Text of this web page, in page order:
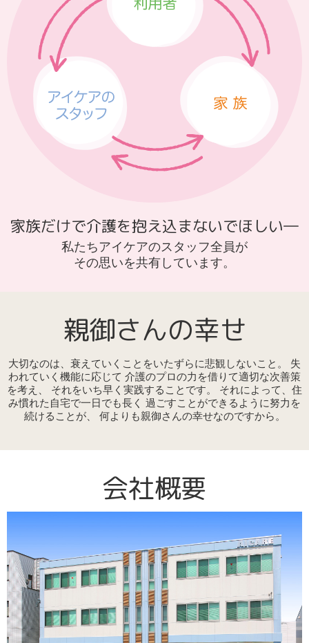
家族だけで介護を抱え込まないでほしい―
私たちアイケアのスタッフ全員が
その思いを共有しています。
親御さんの幸せ
大切なのは、衰えていくことをいたずらに悲観しないこと。
失
われていく機能に応じて 介護のプロの力を借りて適切な次善策
を考え、
それをいち早く実践することです。
それによって、住
み慣れた自宅で一日でも長く 過ごすことができるように努力を
続けることが、
何よりも親御さんの幸せなのですから。
会社概要